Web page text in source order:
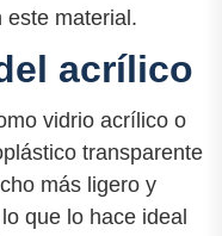
este material.
acrílico
vidrio acrílico o
transparente
más ligero y
que lo hace ideal